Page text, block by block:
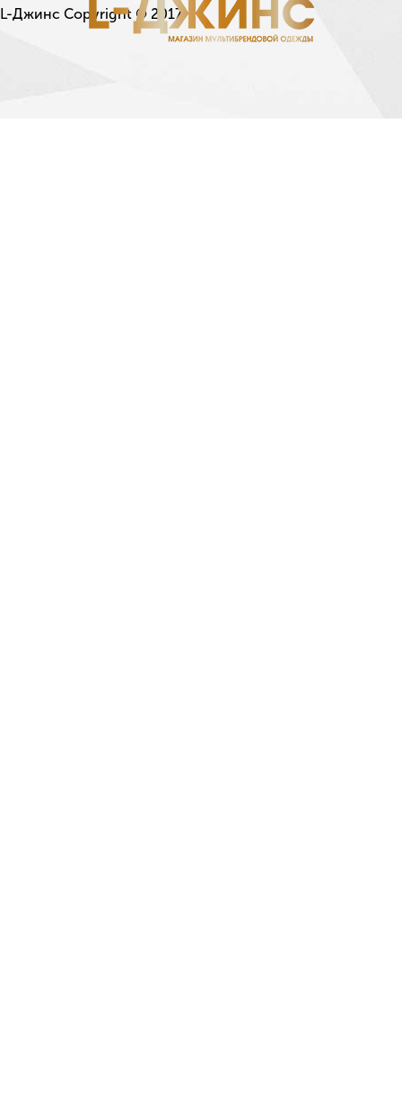
L-Джинс Copyright © 2017.